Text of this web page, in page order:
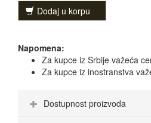
Dodaj u korpu
Napomena:
Za kupce iz Srbije važeća
Za kupce iz inostranstva
Dostupnost proizvoda